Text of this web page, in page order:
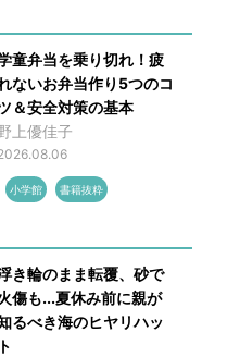
童弁当を乗り切れ！疲
ないお弁当作り5つのコ
＆安全対策の基本
上優佳子
小学館 書籍抜粋
き輪のまま転覆、砂で
傷も...夏休み前に親が
るべき海のヒヤリハッ
ト